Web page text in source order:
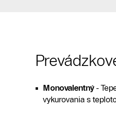
Monovalentný-
vykurovania s